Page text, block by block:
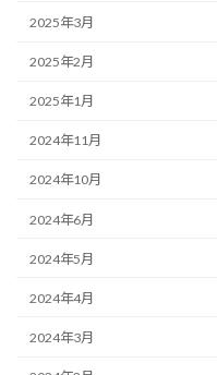
2025年3月
2025年2月
2025年1月
2024年11月
2024年10月
2024年6月
2024年5月
2024年4月
2024年3月